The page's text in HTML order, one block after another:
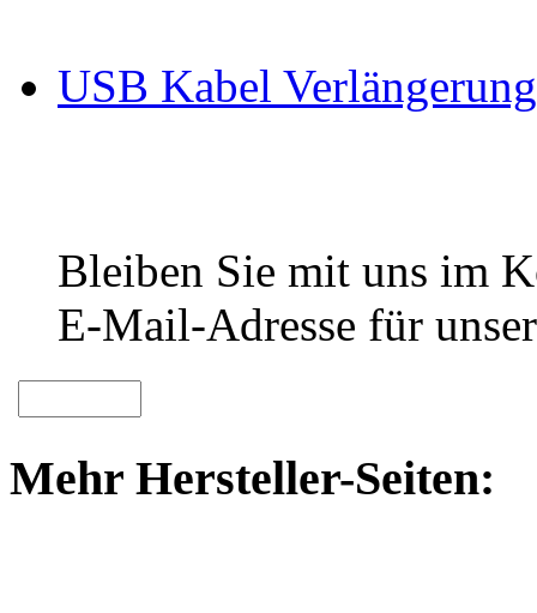
USB Kabel Verlängerung
Bleiben Sie mit uns im
E-Mail-Adresse für
Mehr Hersteller-Seiten: